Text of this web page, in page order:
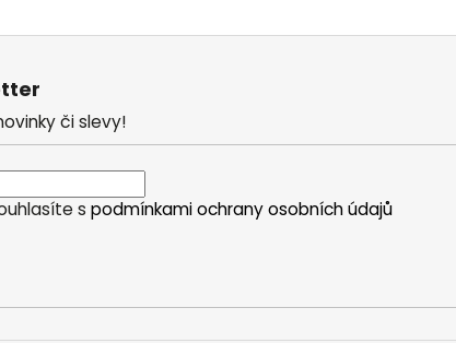
či slevy!
s podmínkami ochrany osobních údajů